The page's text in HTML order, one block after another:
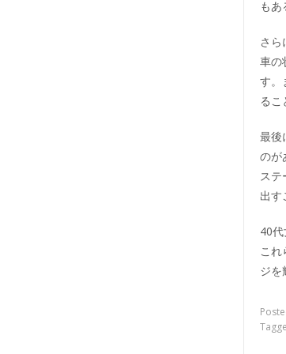
もあ
さら
車の
す。
るこ
最後
のが
ス
出す
40
こ
ジを